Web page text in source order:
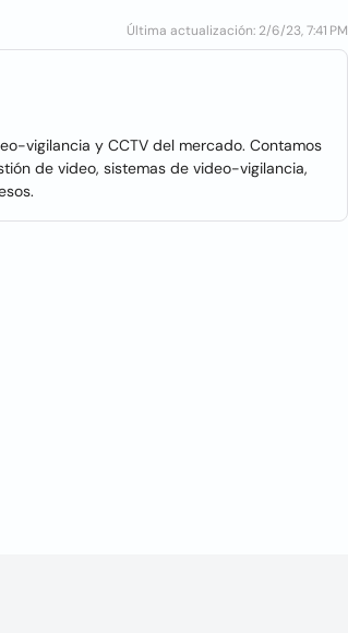
Última actualización: 2/6/23, 7:41 PM
vigilancia y CCTV del mercado. Contamos
de video, sistemas de video-vigilancia,